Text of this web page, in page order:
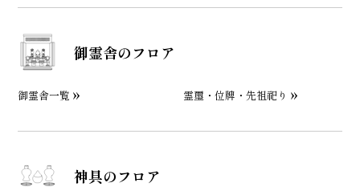
御霊舎のフロア
御霊舎一覧 霊璽・位牌・先祖祀り
神具のフロア